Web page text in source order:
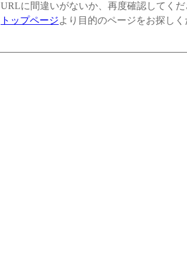
URLに間違いがないか、再度確認してく
トップページより目的のページをお探し